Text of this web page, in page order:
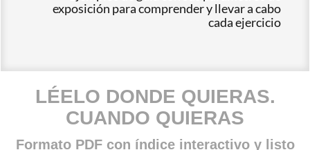
exposición para comprender y llevar a cabo
cada ejercicio
LÉELO DONDE QUIERAS.
CUANDO QUIERAS
Formato PDF con índice interactivo y listo